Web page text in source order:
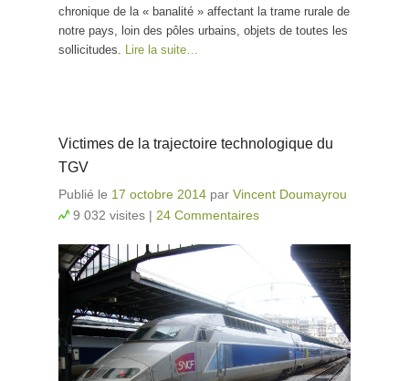
chronique de la « banalité » affectant la trame rurale de
notre pays, loin des pôles urbains, objets de toutes les
sollicitudes. Lire la suite…
Victimes de la trajectoire technologique du
TGV
Publié le 17 octobre 2014 par Vincent Doumayrou
9 032 visites | 24 Commentaires